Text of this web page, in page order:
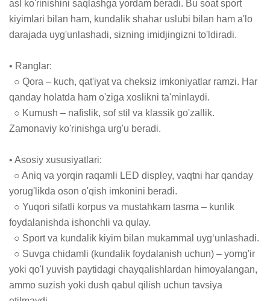
asl ko'rinishini saqlashga yordam beradi. Bu soat sport
kiyimlari bilan ham, kundalik shahar uslubi bilan ham a'lo
darajada uyg'unlashadi, sizning imidjingizni to'ldiradi.
• Ranglar:
qanday holatda ham o'ziga xoslikni ta'minlaydi.
Zamonaviy ko'rinishga urg'u beradi.
• Asosiy xususiyatlari:
yorug'likda oson o'qish imkonini beradi.
foydalanishda ishonchli va qulay.
yoki qo'l yuvish paytidagi chayqalishlardan himoyalangan,
ammo suzish yoki dush qabul qilish uchun tavsiya